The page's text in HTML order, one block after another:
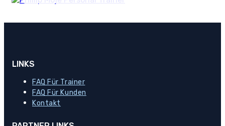
LINKS
FAQ Für Trainer
FAQ Für Kunden
Kontakt